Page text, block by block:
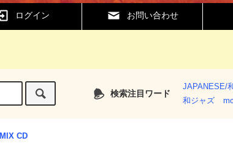
ログイン お問い合わせ
検索注目ワード
JAPANESE/
和ジャズ
MIX CD